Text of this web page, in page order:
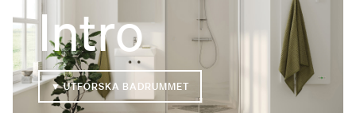
Intro
▼ UTFORSKA BADRUMMET